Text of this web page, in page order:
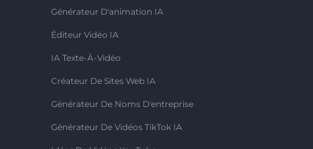
Générateur D'animation IA
Éditeur Vidéo IA
IA Texte-À-Vidéo
Créateur De Sites Web IA
Générateur De Noms D'entreprise
Générateur De Vidéos TikTok IA